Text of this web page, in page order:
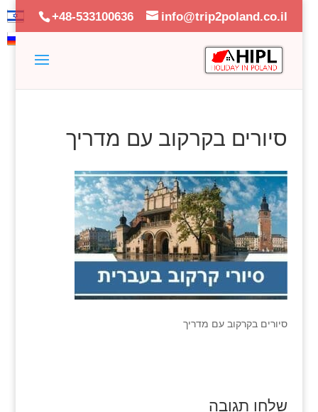
+48-533100636 info@trip2poland.co.il
סיורים בקרקוב עם מדריך
סיורים בקרקוב עם מדריך
שלחו תגובה